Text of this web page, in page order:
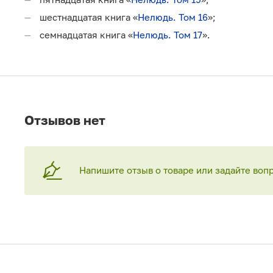
шестнадцатая книга «Нелюдь. Том 16»;
семнадцатая книга «Нелюдь. Том 17».
Отзывов нет
Напишите отзыв о товаре или задайте